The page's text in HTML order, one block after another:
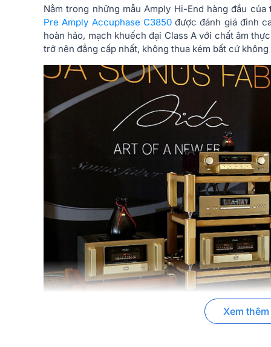
Nằm trong những mẫu Amply Hi-End hàng đầu của
Pre Amply Accuphase C3850được đánh giá đỉnh
hoàn hảo, mạch khuếch đại Class A với chất âm
trở nên đẳng cấp nhất, không thua kém bất cứ
Những ưu điểm nổi bật của Pre-amplyXem thêm